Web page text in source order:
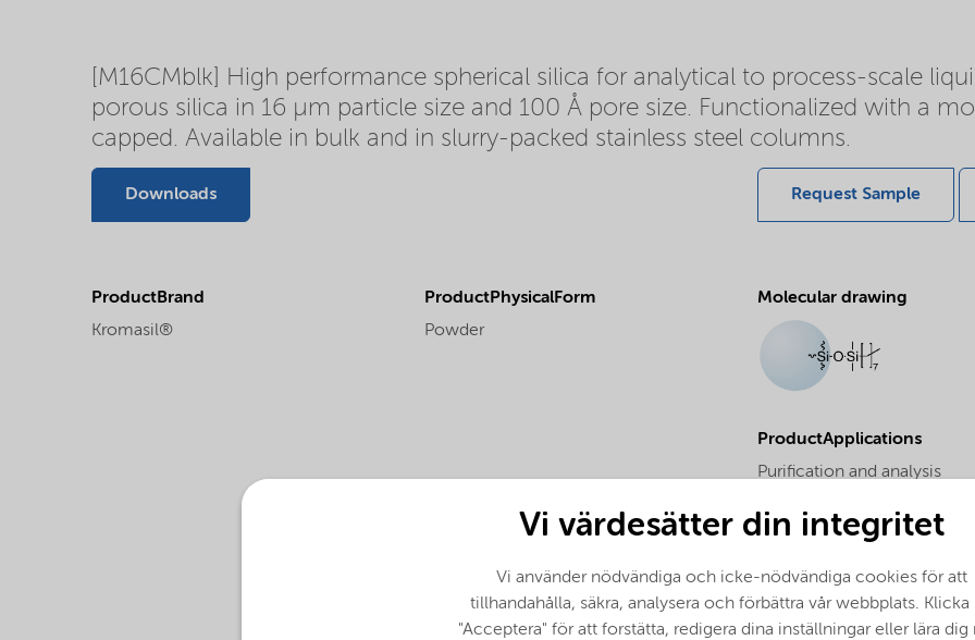
[M16CMblk] High performance spherical silica for analytical to process-scale
porous silica in 16 µm particle size and 100 Å pore size. Functionalized with a
capped. Available in bulk and in slurry-packed stainless steel columns.
Downloads Request Sample
ProductBrand
Kromasil®
ProductPhysicalForm
Powder
Molecular drawing
ProductApplications
Purification and analysis
Vi värdesätter din integritet
Vi använder nödvändiga och icke-nödvändiga cookies för att
tillhandahålla, säkra, analysera och förbättra vår webbplats. Klicka
"Acceptera" för att forstätta, redigera dina inställningar eller lära dig